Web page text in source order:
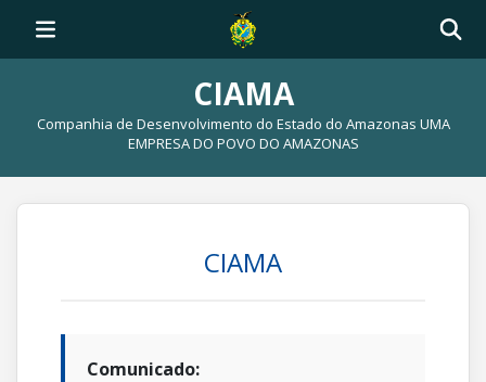
CIAMA
Companhia de Desenvolvimento do Estado do Amazonas UMA
EMPRESA DO POVO DO AMAZONAS
CIAMA
Comunicado: